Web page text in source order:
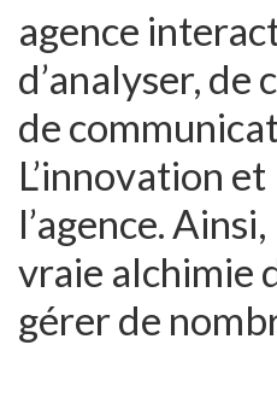
agence
d’analyser,
de
L’innovation
l’agence.
vraie alchimie
gérer de